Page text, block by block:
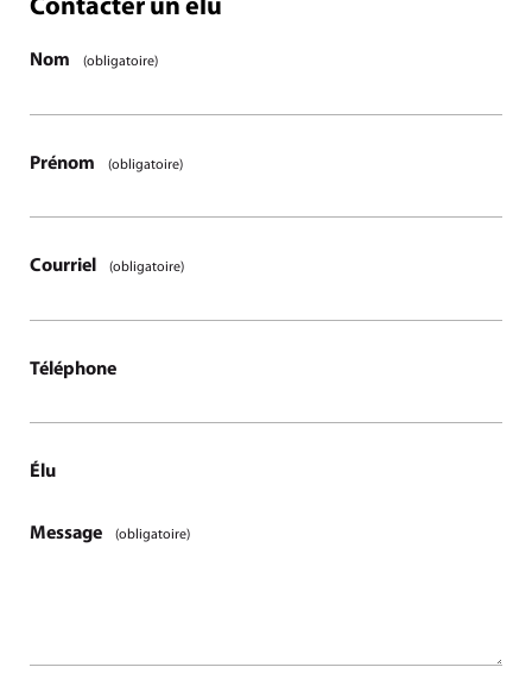
Étape1/1
Contacter un élu
Nom (obligatoire)
Prénom (obligatoire)
Courriel (obligatoire)
Téléphone
Élu
Message (obligatoire)